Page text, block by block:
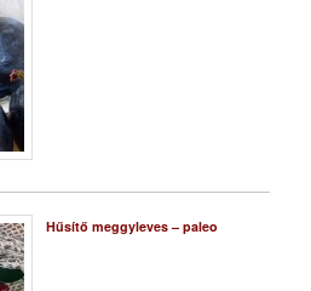
Hűsítő meggyleves – paleo